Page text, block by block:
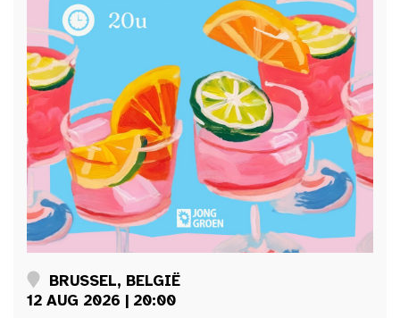
BRUSSEL, BELGIË
12 AUG 2026 | 20:00